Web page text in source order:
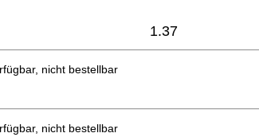
1.37
nicht bestellbar
nicht bestellbar